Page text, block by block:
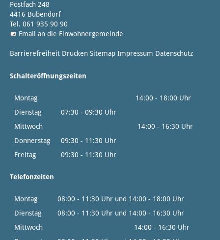
Postfach 248
4416 Bubendorf
Tel. 061 935 90 90
Email an die Einwohnergemeinde
Barrierefreiheit Drucken Sitemap Impressum Datenschutz
Schalteröffnungszeiten
Montag
14:00 - 18:00 Uhr
Dienstag
07:30 - 09:30 Uhr
Mittwoch
14:00 - 16:30 Uhr
Donnerstag
09:30 - 11:30 Uhr
Freitag
09:30 - 11:30 Uhr
Telefonzeiten
Montag
08:00 - 11:30 Uhr und 14:00 - 18:00 Uhr
Dienstag
08:00 - 11:30 Uhr und 14:00 - 16:30 Uhr
Mittwoch
14:00 - 16:30 Uhr